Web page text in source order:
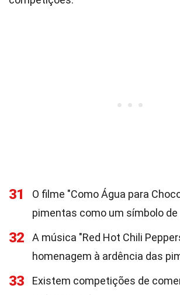
31
O filme "Como Água para
pimentas como um símbolo de
32
A música "Red Hot Chili
homenagem à ardência das
33
Existem competições de